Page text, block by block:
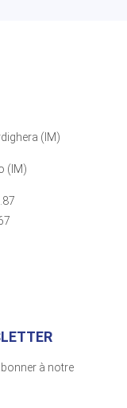
(IM)
(IM)
à notre